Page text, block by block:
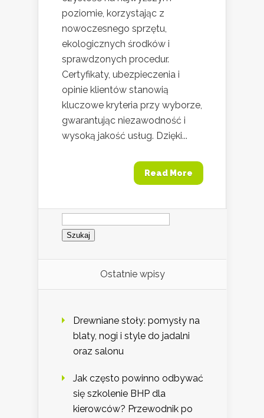
poziomie, korzystając z
nowoczesnego sprzętu,
ekologicznych środków i
sprawdzonych procedur.
Certyfikaty, ubezpieczenia i
opinie klientów stanowią
kluczowe kryteria przy wyborze,
gwarantując niezawodność i
wysoką jakość usług. Dzięki...
Read More
Szukaj:
Ostatnie wpisy
Drewniane stoły: pomysły na
blaty, nogi i style do jadalni
oraz salonu
Jak często powinno odbywać
się szkolenie BHP dla
kierowców? Przewodnik po